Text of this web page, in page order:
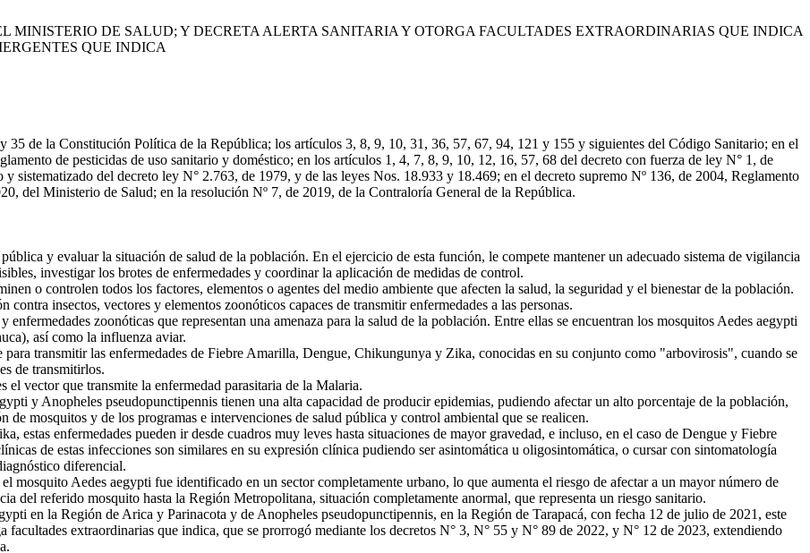
MINISTERIO DE SALUD; Y DECRETA ALERTA SANITARIA Y OTORGA FACULTADES EXTRAORDINARIAS QUE INDICA
QUE INDICA
35 de la Constitución Política de la República; los artículos 3, 8, 9, 10, 31, 36, 57, 67, 94, 121 y 155 y siguientes del Código Sanitario; en el
de pesticidas de uso sanitario y doméstico; en los artículos 1, 4, 7, 8, 9, 10, 12, 16, 57, 68 del decreto con fuerza de ley N° 1, de
del decreto ley N° 2.763, de 1979, y de las leyes Nos. 18.933 y 18.469; en el decreto supremo Nº 136, de 2004, Reglamento
del Ministerio de Salud; en la resolución Nº 7, de 2019, de la Contraloría General de la República.
y evaluar la situación de salud de la población. En el ejercicio de esta función, le compete mantener un adecuado sistema de vigilancia
investigar los brotes de enfermedades y coordinar la aplicación de medidas de control.
o controlen todos los factores, elementos o agentes del medio ambiente que afecten la salud, la seguridad y el bienestar de la población.
insectos, vectores y elementos zoonóticos capaces de transmitir enfermedades a las personas.
zoonóticas que representan una amenaza para la salud de la población. Entre ellas se encuentran los mosquitos Aedes aegypti
así como la influenza aviar.
transmitir las enfermedades de Fiebre Amarilla, Dengue, Chikungunya y Zika, conocidas en su conjunto como "arbovirosis", cuando se
de transmitirlos.
vector que transmite la enfermedad parasitaria de la Malaria.
y Anopheles pseudopunctipennis tienen una alta capacidad de producir epidemias, pudiendo afectar un alto porcentaje de la población,
mosquitos y de los programas e intervenciones de salud pública y control ambiental que se realicen.
enfermedades pueden ir desde cuadros muy leves hasta situaciones de mayor gravedad, e incluso, en el caso de Dengue y Fiebre
de estas infecciones son similares en su expresión clínica pudiendo ser asintomática u oligosintomática, o cursar con sintomatología
diferencial.
Aedes aegypti fue identificado en un sector completamente urbano, lo que aumenta el riesgo de afectar a un mayor número de
del referido mosquito hasta la Región Metropolitana, situación completamente anormal, que representa un riesgo sanitario.
en la Región de Arica y Parinacota y de Anopheles pseudopunctipennis, en la Región de Tarapacá, con fecha 12 de julio de 2021, este
facultades extraordinarias que indica, que se prorrogó mediante los decretos N° 3, N° 55 y N° 89 de 2022, y N° 12 de 2023, extendiendo